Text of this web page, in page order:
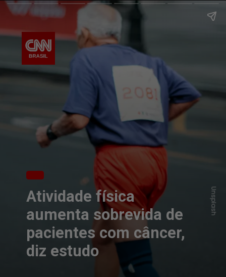
Atividade física
aumenta sobrevida de
pacientes com câncer,
diz estudo
Unsplash